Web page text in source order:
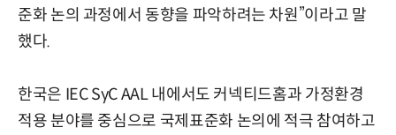
준화 논의 과정에서 동향을 파악하려는 차원”이라고 말
했다.
한국은 IEC SyC AAL 내에서도 커넥티드홈과 가정환경
적용 분야를 중심으로 국제표준화 논의에 적극 참여하고